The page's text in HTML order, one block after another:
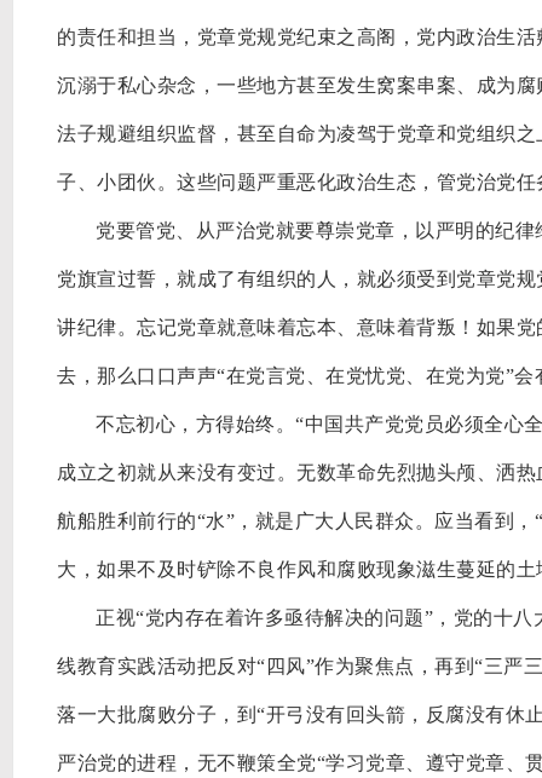
的责任和担当，党章党规党纪束之高阁，党内政治生
沉溺于私心杂念，一些地方甚至发生窝案串案、成为
法子规避组织监督，甚至自命为凌驾于党章和党组织之
子、小团伙。这些问题严重恶化政治生态，管党治党
党要管党、从严治党就要尊崇党章，以严明的纪
党旗宣过誓，就成了有组织的人，就必须受到党章党
讲纪律。忘记党章就意味着忘本、意味着背叛！如果
去，那么口口声声“在党言党、在党忧党、在党为党”会
不忘初心，方得始终。 “中国共产党党员必须全心
成立之初就从来没有变过。无数革命先烈抛头颅、洒
航船胜利前行的“水”，就是广大人民群众。应当看到
大，如果不及时铲除不良作风和腐败现象滋生蔓延的
正视“党内存在着许多亟待解决的问题”，党的十
线教育实践活动把反对“四风”作为聚焦点，再到“三严
落一大批腐败分子，到“开弓没有回头箭，反腐没有
严治党的进程，无不鞭策全党“学习党章、遵守党章、